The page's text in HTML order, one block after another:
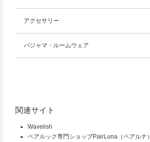
アクセサリー
パジャマ・ルームウェア
関連サイト
Wavelish
ペアルック専門ショップPairLuna（ペアルナ）